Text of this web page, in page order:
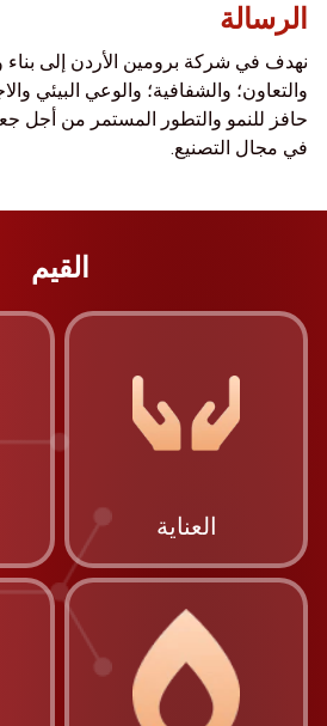
الرسالة
نهدف في شركة برومين الأردن إلى بناء
والتعاون؛ والشفافية؛ والوعي البيئي
حافز للنمو والتطور المستمر من أجل
في مجال التصنيع.
القيم
العناية